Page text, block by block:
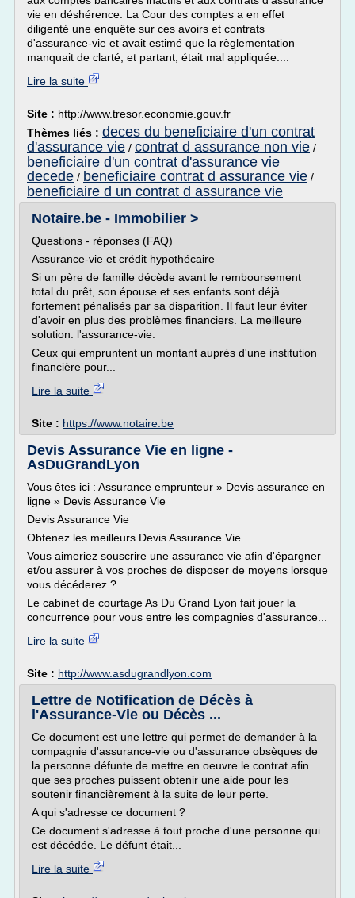
vie en déshérence. La Cour des comptes a en effet
diligenté une enquête sur ces avoirs et contrats
d'assurance-vie et avait estimé que la règlementation
manquait de clarté, et partant, était mal appliquée....
Lire la suite
Site : http://www.tresor.economie.gouv.fr
Thèmes liés : deces du beneficiaire d'un contrat
d'assurance vie / contrat d assurance non vie /
beneficiaire d'un contrat d'assurance vie
decede / beneficiaire contrat d assurance vie /
beneficiaire d un contrat d assurance vie
Notaire.be - Immobilier >
Questions - réponses (FAQ)
Assurance-vie et crédit hypothécaire
Si un père de famille décède avant le remboursement
total du prêt, son épouse et ses enfants sont déjà
fortement pénalisés par sa disparition. Il faut leur éviter
d'avoir en plus des problèmes financiers. La meilleure
solution: l'assurance-vie.
Ceux qui empruntent un montant auprès d'une institution
financière pour...
Lire la suite
Site : https://www.notaire.be
Devis Assurance Vie en ligne -
AsDuGrandLyon
Vous êtes ici : Assurance emprunteur » Devis assurance en
ligne » Devis Assurance Vie
Devis Assurance Vie
Obtenez les meilleurs Devis Assurance Vie
Vous aimeriez souscrire une assurance vie afin d'épargner
et/ou assurer à vos proches de disposer de moyens lorsque
vous décéderez ?
Le cabinet de courtage As Du Grand Lyon fait jouer la
concurrence pour vous entre les compagnies d'assurance...
Lire la suite
Site : http://www.asdugrandlyon.com
Lettre de Notification de Décès à
l'Assurance-Vie ou Décès ...
Ce document est une lettre qui permet de demander à la
compagnie d'assurance-vie ou d'assurance obsèques de
la personne défunte de mettre en oeuvre le contrat afin
que ses proches puissent obtenir une aide pour les
soutenir financièrement à la suite de leur perte.
A qui s'adresse ce document ?
Ce document s'adresse à tout proche d'une personne qui
est décédée. Le défunt était...
Lire la suite